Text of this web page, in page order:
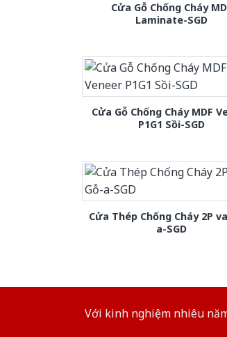
Cửa Gỗ Chống Cháy
Laminate-SGD
Cửa Gỗ Chống Cháy MDF
P1G1 Sồi-SGD
Cửa Thép Chống Cháy 2P
a-SGD
Với kinh nghiệm nhiêu